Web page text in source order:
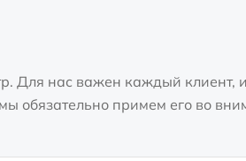
Для нас важен каждый клиент,
обязательно примем его во